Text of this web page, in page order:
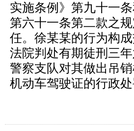
实施条例》第九十一
第六十一条第二款之
任。徐某某的行为构
法院判处有期徒刑三
警察支队对其做出吊
机动车驾驶证的行政处